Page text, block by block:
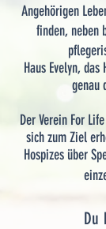
Angehörigen
finden, neben
Haus Evelyn,
genau
Der Verein For
sich zum Ziel
Hospizes über
Du